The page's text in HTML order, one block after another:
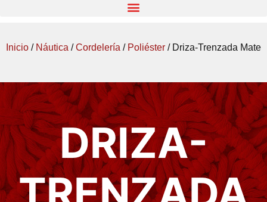
Inicio / Náutica /Cordelería / Poliéster / Driza-Trenzada Mate
DRIZA-